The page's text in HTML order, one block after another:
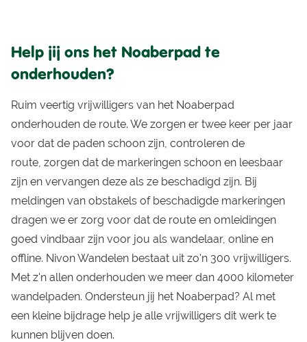
Help jij ons het Noaberpad te
onderhouden?
Ruim veertig vrijwilligers van het Noaberpad
onderhouden de route. We zorgen er twee keer per jaar
voor dat de paden schoon zijn, controleren de
route, zorgen dat de markeringen schoon en leesbaar
zijn en vervangen deze als ze beschadigd zijn. Bij
meldingen van obstakels of beschadigde markeringen
dragen we er zorg voor dat de route en omleidingen
goed vindbaar zijn voor jou als wandelaar, online en
offline. Nivon Wandelen bestaat uit zo'n 300 vrijwilligers.
Met z'n allen onderhouden we meer dan 4000 kilometer
wandelpaden. Ondersteun jij het Noaberpad? Al met
een kleine bijdrage help je alle vrijwilligers dit werk te
kunnen blijven doen.